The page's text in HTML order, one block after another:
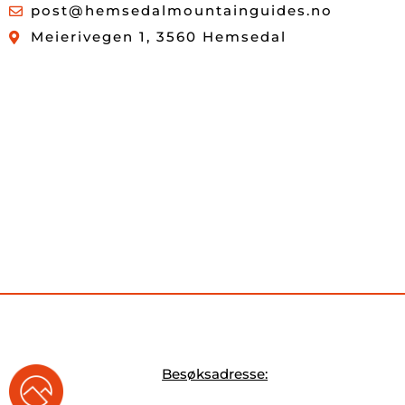
post@hemsedalmountainguides.no
Meierivegen 1, 3560 Hemsedal
Besøksadresse: